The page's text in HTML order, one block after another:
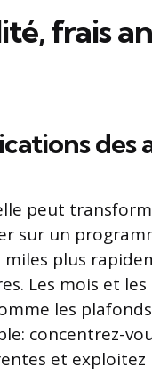
frais
des
peut
sur un
plus
Les mois et
les
concentrez-
et exploitez